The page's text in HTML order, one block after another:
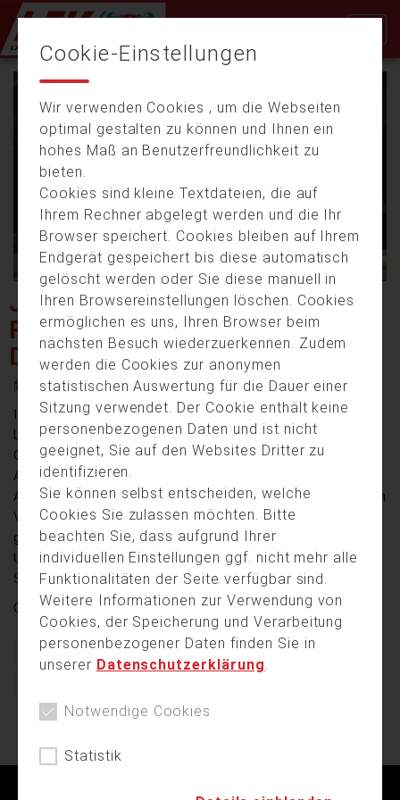
Video
JAHRESBILANZ DER
FREIWILLIGEN FEUERWEHR
DER STADT LANDSHUT
7. März 2024 18:27
Im Jahr 2023 gab es für die Freiwillige Feuerwehr
Landshut mehrere sehr intensive Monate mit
Großeinsätzen und Wachdiensten, das geht aus der
Anfang März veröffentlichten Jahresbilanz hervor. Die
Anzahl der Einsätze ist mit rund 1.600 im Vergleich zum
Vorjahr mit einem Plus von 19,4 Prozent deutlich
gestiegen. Hauptgrund hierfür waren zwei heftige
Unwetterlagen im Sommer sowie die starken
Schneefälle am ersten Dezemberwochenende.
Quelle:Niederbayern TV Landshut
Bayern
Cookie-Einstellungen
Wir verwenden Cookies , um die Webseiten
optimal gestalten zu können und Ihnen ein
hohes Maß an Benutzerfreundlichkeit zu
bieten.
Cookies sind kleine Textdateien, die auf
Ihrem Rechner abgelegt werden und die Ihr
Browser speichert. Cookies bleiben auf Ihrem
Endgerät gespeichert bis diese automatisch
gelöscht werden oder Sie diese manuell in
Ihren Browsereinstellungen löschen. Cookies
ermöglichen es uns, Ihren Browser beim
nächsten Besuch wiederzuerkennen. Zudem
werden die Cookies zur anonymen
statistischen Auswertung für die Dauer einer
Sitzung verwendet. Der Cookie enthält keine
personenbezogenen Daten und ist nicht
geeignet, Sie auf den Websites Dritter zu
identifizieren.
Sie können selbst entscheiden, welche
Cookies Sie zulassen möchten. Bitte
beachten Sie, dass aufgrund Ihrer
individuellen Einstellungen ggf. nicht mehr alle
Funktionalitäten der Seite verfügbar sind.
Weitere Informationen zur Verwendung von
Cookies, der Speicherung und Verarbeitung
personenbezogener Daten finden Sie in
unserer Datenschutzerklärung.
Notwendige Cookies
Statistik